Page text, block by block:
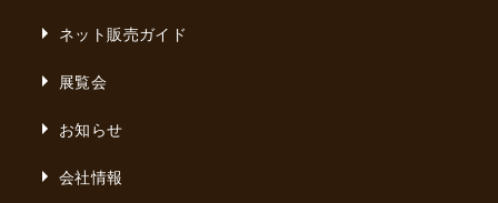
ネット販売ガイド
展覧会
お知らせ
会社情報